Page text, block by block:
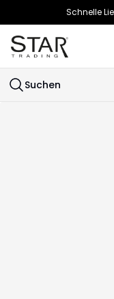
Schnelle
Suchen